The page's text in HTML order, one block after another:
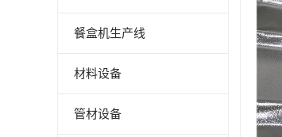
餐盒机生产线
材料设备
管材设备